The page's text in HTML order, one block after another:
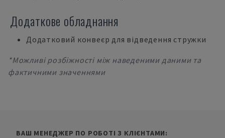
Додаткове обладнання
Додатковий конвеєр для відведення стружки
*Можливі розбіжності між наведеними даними та
фактичними значеннями
ВАШ МЕНЕДЖЕР ПО РОБОТІ З КЛІЄНТАМИ: